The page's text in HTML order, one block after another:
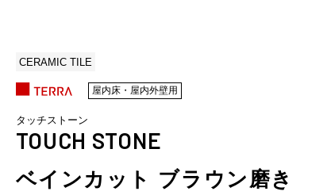
CERAMIC TILE
屋内床・屋内外壁用
タッチストーン
TOUCH STONE
ベインカット ブラウン磨き